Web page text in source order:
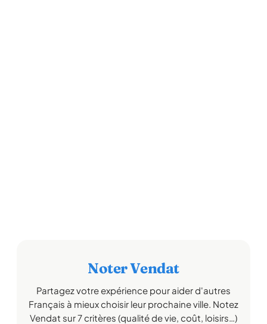
Noter Vendat
Partagez votre expérience pour aider d'autres
Français à mieux choisir leur prochaine ville. Notez
Vendat sur 7 critères (qualité de vie, coût, loisirs…)